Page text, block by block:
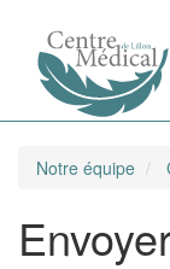
contenu
Notre équipe